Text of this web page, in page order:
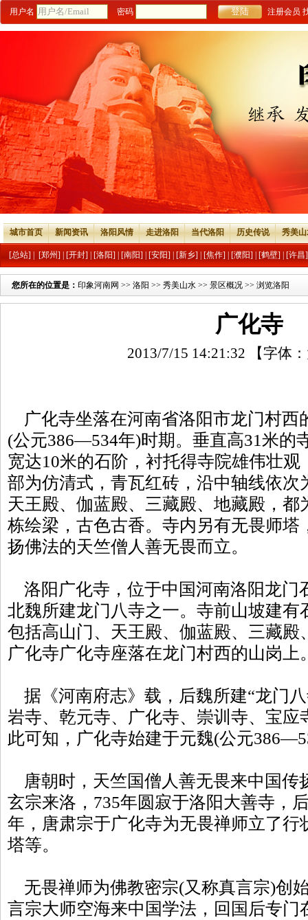
用户名 密码 注册会员
城市首页 新闻资讯 洛阳风情 走进洛阳 当代洛阳 历史传说 秀美
[总站] [郑州] [开封] [洛阳] [南阳] [安阳] [新乡] [焦作] [濮阳] [鹤壁] [许昌]
您所在的位置是： 印象河南网 >> 洛阳 >> 秀美山水 >> 景区概况 >> 浏览洛阳
广化寺
2013/7/15 14:21:32 【字体：
广化寺坐落在河南省洛阳市龙门村西
(公元386—534年)时期。垂直高31米的
宽达10米的石阶，衬托得寺院雄伟壮
部为仿清式，青瓦红砖，沿中轴线依次
天王殿、伽蓝殿、三藏殿、地藏殿，
栋绘梁，古色古香。寺内另有无畏师塔
扬佛法的天竺僧人善无畏而立。
洛阳广化寺，位于中国河南洛阳龙门
北魏所建龙门八寺之一。寺前山坡建有
包括高山门、天王殿、伽蓝殿、三藏殿
广化寺广化寺座落在龙门村西的山
据《河南府志》载，后魏所建“龙门
岩寺、乾元寺、广化寺、崇训寺、宝应
此可知，广化寺始建于元魏(公元
唐朝时，天竺国僧人善无畏来中国传
玄宗来洛，735年圆寂于洛阳大善寺，
年，唐肃宗于广化寺为无畏禅师立了行
塔等。
无畏禅师为佛教密宗(又称真言宗)创
言宗大师空海来中国学法，回国后专门